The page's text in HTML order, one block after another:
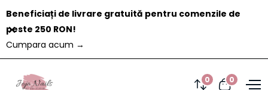
Beneficiați de livrare gratuită pentru comenzile de
peste 250 RON!
Cumpara acum →
Închide
0 0